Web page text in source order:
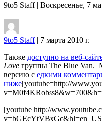
9to5 Staff| Воскресенье, 7
9to5 Staff| 7 марта 2010 г. —
Также доступно на веб-
Love группы The Blue Van.
версию с едкими
ниже[youtube=http://
[youtube http://